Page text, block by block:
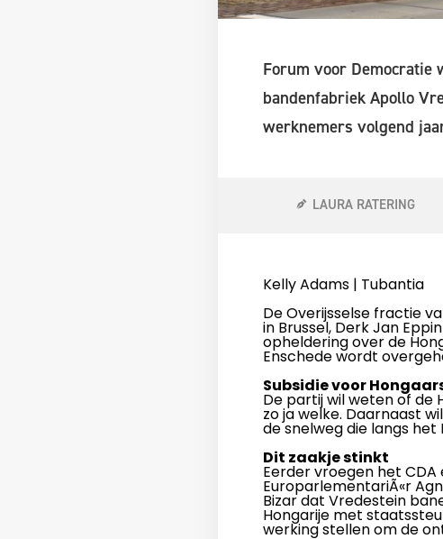
Forum voor Democratie
bandenfabriek Apollo
werknemers volgend
LAURA RATERING
Kelly Adams | Tubantia
De Overijsselse fractie
in Brussel, Derk Jan
opheldering over de
Enschede wordt
Subsidie voor
De partij wil weten of de
zo ja welke. Daarnaast
de snelweg die langs
Dit zaakje stinkt
Eerder vroegen het CDA
EuroparlementariÃ«r
Bizar dat Vredestein
Hongarije met
werking stellen om de